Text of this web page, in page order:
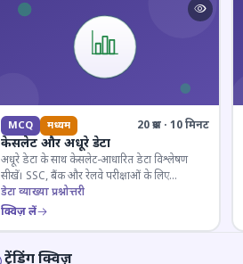
MCQ मध्यम 20 प्रश्न · 10 मिनट
केसलेट और अधूरे डेटा
अधूरे डेटा के साथ केसलेट-आधारित डेटा विश्लेषण
सीखें। SSC, बैंक और रेलवे परीक्षाओं के लिए
महत्वपूर्ण।
डेटा व्याख्या प्रश्नोत्तरी
क्विज़ लें
ट्रेंडिंग क्विज़